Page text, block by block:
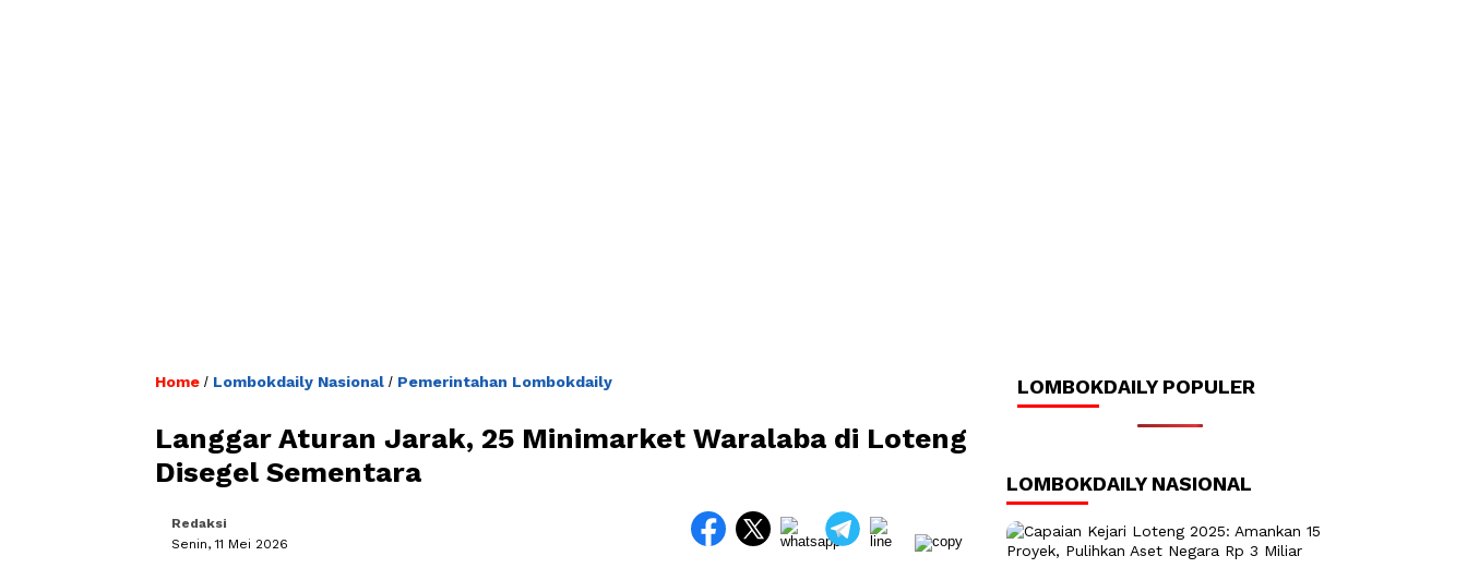
Home / Lombokdaily Nasional / Pemerintahan Lombokdaily
Langgar Aturan Jarak, 25 Minimarket Waralaba di Loteng
Disegel Sementara
Redaksi
Senin, 11 Mei 2026
LOMBOKDAILY POPULER
LOMBOKDAILY NASIONAL